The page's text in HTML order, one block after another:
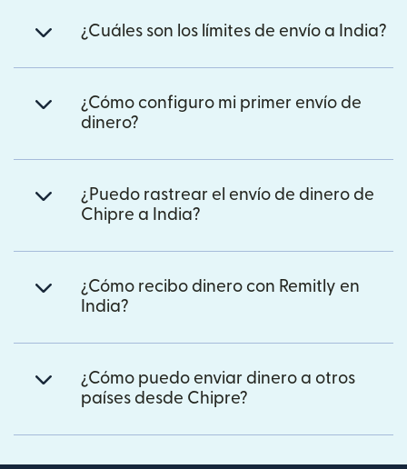
¿Cuáles son los límites de envío a India?
¿Cómo configuro mi primer envío de
dinero?
¿Puedo rastrear el envío de dinero de
Chipre a India?
¿Cómo recibo dinero con Remitly en
India?
¿Cómo puedo enviar dinero a otros
países desde Chipre?